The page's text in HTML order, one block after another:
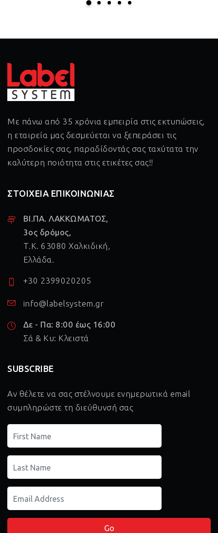
Με πάνω από 35 χρόνια εμπειρία στις εκτυπώσεις,
η εταιρεία μας δεσμεύεται να ξεπεράσει τις
προσδοκίες σας, παραδίδοντάς σας ταχύτατα την
καλύτερη ποιότητα στις ετικέτες σας!!
ΣΤΟΙΧΕΙΑ ΕΠΙΚΟΙΝΩΝΙΑΣ
ΒΙ.ΠΑ. ΛΑΚΚΩΜΑΤΟΣ,
3ος δρόμος,
Τ.Κ. 63080 Χαλκιδική,
Ελλάδα.
+30 2399020205
info@labelsystem.gr
Δε - Πα: 8:00 έως 16:00
Σά & Κυ: Κλειστά
SUBSCRIBE
Αν θέλετε να σας στέλνουμε ενημερωτικά email
συμπληρώστε τη διεύθυνσή σας